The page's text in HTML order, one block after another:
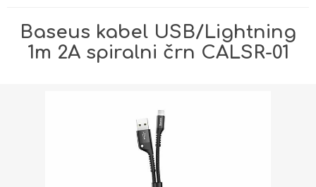
Baseus kabel USB/Lightning
1m 2A spiralni črn CALSR-01